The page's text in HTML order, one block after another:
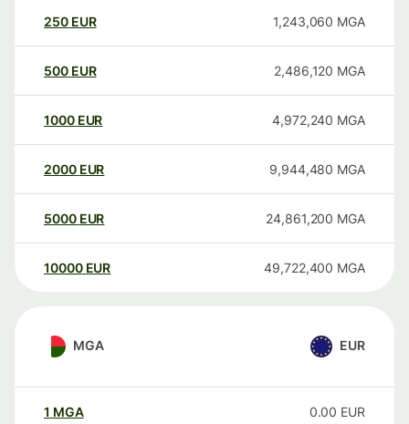
250 EUR 1,243,060 MGA
500 EUR 2,486,120 MGA
1000 EUR 4,972,240 MGA
2000 EUR 9,944,480 MGA
5000 EUR 24,861,200 MGA
10000 EUR 49,722,400 MGA
MGA EUR
1 MGA 0.00 EUR